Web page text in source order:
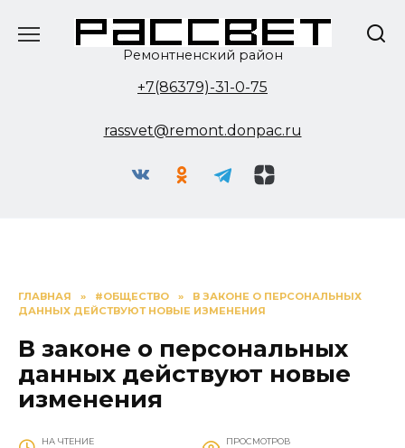
Ремонтненский район
+7(86379)-31-0-75
rassvet@remont.donpac.ru
ГЛАВНАЯ » #ОБЩЕСТВО »
В ЗАКОНЕ О ПЕРСОНАЛЬНЫХ
ДАННЫХ ДЕЙСТВУЮТ НОВЫЕ ИЗМЕНЕНИЯ
В законе о персональных
данных действуют новые
изменения
НА ЧТЕНИЕ ПРОСМОТРОВ